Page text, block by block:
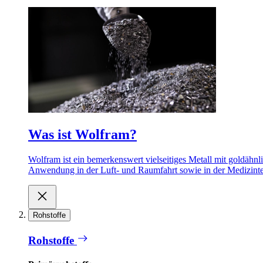
Was ist Wolfram?
Wolfram ist ein bemerkenswert vielseitiges Metall mit
Anwendung in der Luft- und Raumfahrt sowie in der
Rohstoffe
Rohstoffe